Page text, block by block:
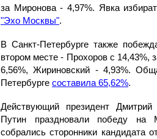
за Миронова - 4,97%. Явка
"Эхо Москвы".
В Санкт-Петербурге также
втором месте - Прохоров с 14,43%,
6,56%, Жириновский - 4,93%.
Петербурге составила 65,62%.
Действующий президент
Путин праздновали победу на
собрались сторонники кандидата